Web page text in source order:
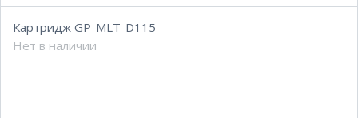
Картридж GP-MLT-D115
Нет в наличии